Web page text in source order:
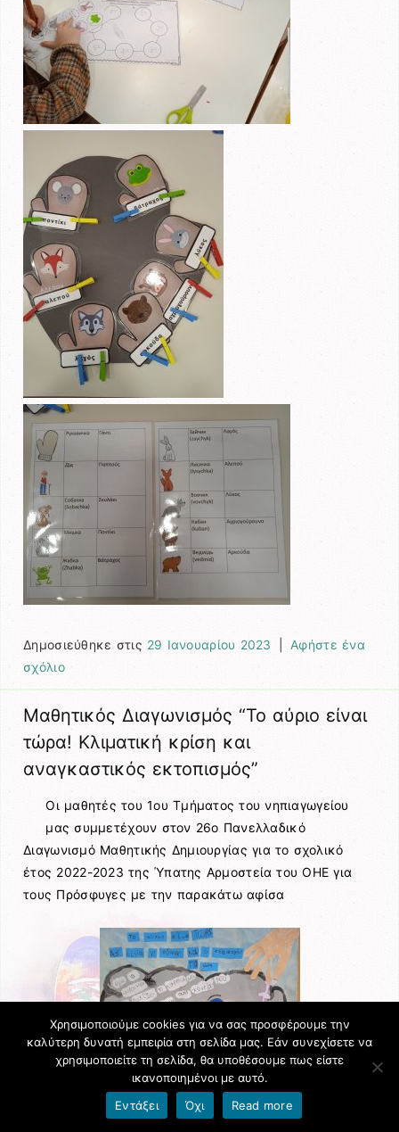
Δημοσιεύθηκε στις 29 Ιανουαρίου 2023
Αφήστε ένα
σχόλιο
Μαθητικός Διαγωνισμός “Το αύριο είναι
τώρα! Κλιματική κρίση και
αναγκαστικός εκτοπισμός”
Οι μαθητές του 1ου Τμήματος του νηπιαγωγείου
μας συμμετέχουν στον 26ο Πανελλαδικό
Διαγωνισμό Μαθητικής Δημιουργίας για το σχολικό
έτος 2022-2023 της Ύπατης Αρμοστεία του ΟΗΕ για
τους Πρόσφυγες με την παρακάτω αφίσα
Χρησιμοποιούμε cookies για να σας προσφέρουμε την
καλύτερη δυνατή εμπειρία στη σελίδα μας. Εάν συνεχίσετε να
χρησιμοποιείτε τη σελίδα, θα υποθέσουμε πως είστε
ικανοποιημένοι με αυτό.
Εντάξει
Όχι Read more